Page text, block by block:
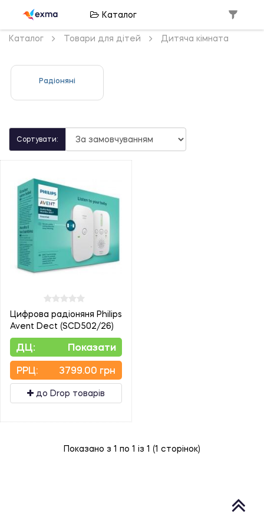
Каталог
Каталог Товари для дітей Дитяча кімната
Радіоняні
Сортувати:
Цифрова радіоняня Philips
Avent Dect (SCD502/26)
ДЦ: Показати
PPЦ: 3799.00 грн
до Drop товарів
Показано з 1 по 1 із 1 (1 сторінок)